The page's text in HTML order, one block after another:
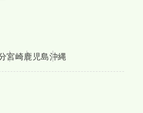
宮崎鹿児島沖縄